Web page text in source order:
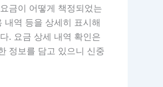
금이 어떻게 책정되었는
역 등을 상세히 표시해
. 요금 상세 내역 확인은
정보를 담고 있으니 신중